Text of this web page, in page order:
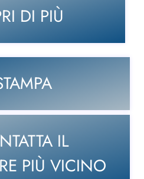
DI PIÙ
IL
PIÙ VICINO